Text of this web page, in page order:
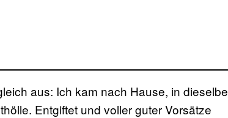
aus: Ich kam nach Hause, in dieselbe
Entgiftet und voller guter Vorsätze